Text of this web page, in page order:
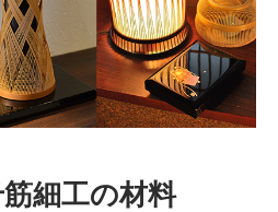
細工の材料